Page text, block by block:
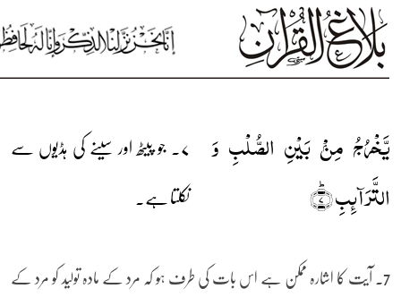
یَّخۡرُجُ مِنۡۢ بَیۡنِ الصُّلۡبِ وَ
التَّرَآئِبِ ؕ﴿۷﴾
۷۔ جو پیٹھ اور سینے کی ہڈیوں سے
نکلتا ہے۔
7۔ آیت کا اشارہ ممکن ہے اس بات کی طرف ہو کہ مرد کے مادہ تولید کو مرد کے